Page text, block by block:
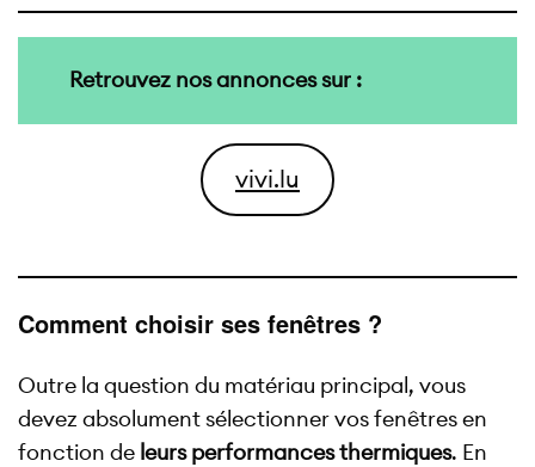
Retrouvez nos annonces sur :
vivi.lu
Comment choisir ses fenêtres ?
Outre la question du matériau principal, vous
devez absolument sélectionner vos fenêtres en
fonction de leurs performances thermiques. En